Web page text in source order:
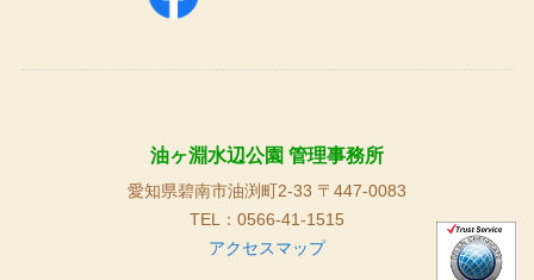
油ヶ淵水辺公園 管理事務所
愛知県碧南市油渕町2-33 〒447-0083
TEL：0566-41-1515
アクセスマップ